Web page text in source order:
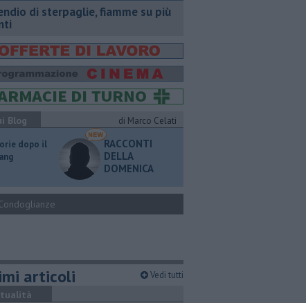
di sterpaglie, fiamme su più
Blog
di Marco Celati
dopo il
RACCONTI
DELLA
DOMENICA
articoli Vedi tutti